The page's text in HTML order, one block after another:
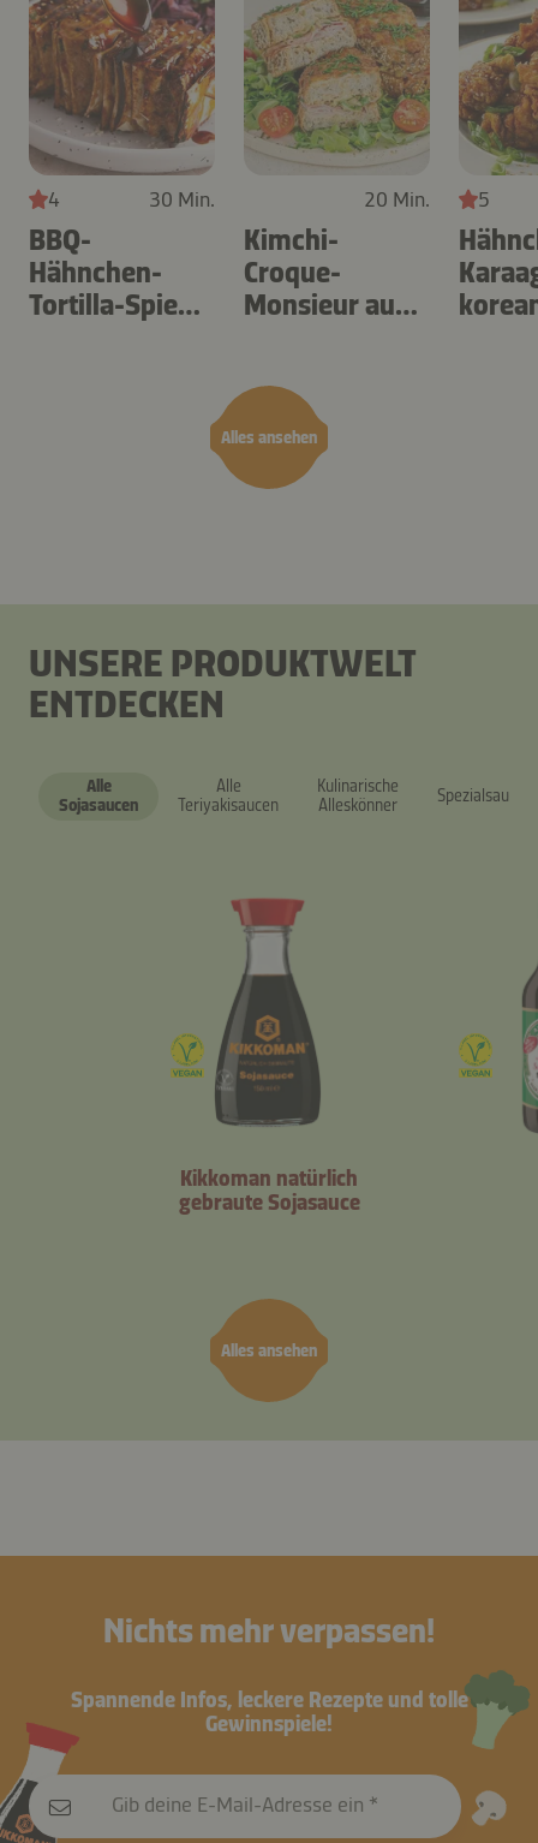
Alles ansehen
4 30 Min.
BBQ-
Hähnchen-
Tortilla-Spieße
20 Min.
Kimchi-
Croque-
Monsieur aus
5
UNSERE PRODUKTWELT
ENTDECKEN
Alles ansehen
Alle
Sojasaucen
Alle
Teriyakisaucen
Kulinarische
Alleskönner
Spezialsaucen
Kikkoman natürlich
gebraute Sojasauce
Nichts mehr verpassen!
Spannende Infos, leckere Rezepte und tolle
Gewinnspiele!
Gib deine E-Mail-Adresse ein